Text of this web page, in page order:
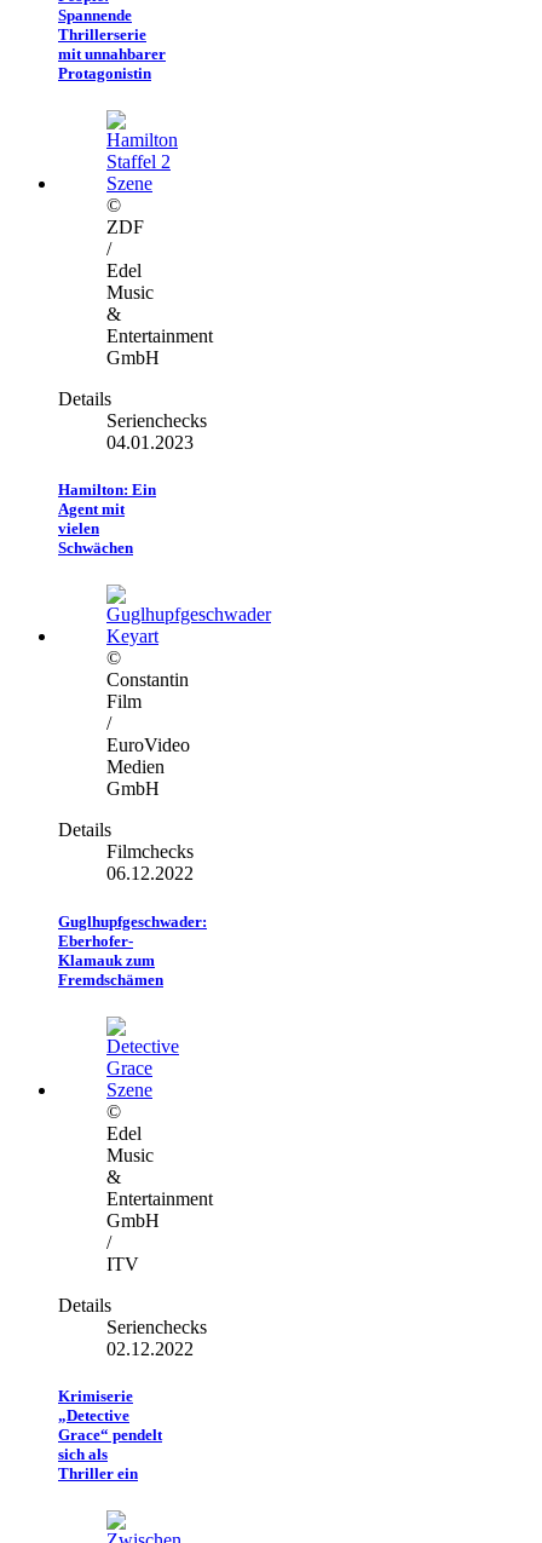
Spannende
Thrillerserie
mit unnahbarer
Protagonistin
©
ZDF
/
Edel
Music
&
Entertainment
GmbH
Details
Serienchecks
04.01.2023
Hamilton: Ein
Agent mit
vielen
Schwächen
©
Constantin
Film
/
EuroVideo
Medien
GmbH
Details
Filmchecks
06.12.2022
Guglhupfgeschwader:
Eberhofer-
Klamauk zum
Fremdschämen
©
Edel
Music
&
Entertainment
GmbH
/
ITV
Details
Serienchecks
02.12.2022
Krimiserie
„Detective
Grace“ pendelt
sich als
Thriller ein